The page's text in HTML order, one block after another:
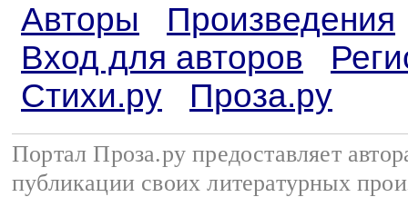
Авторы
Произведения
Вход для авторов
Стихи.ру
Проза.ру
Портал Проза.ру предоставляет
публикации своих литературных